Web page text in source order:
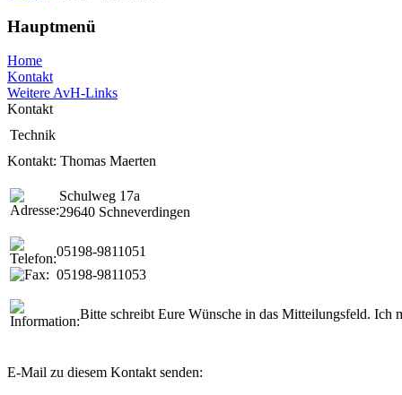
Hauptmenü
Home
Kontakt
Weitere AvH-Links
Kontakt
Technik
Kontakt: Thomas Maerten
Schulweg 17a
29640 Schneverdingen
05198-9811051
05198-9811053
Bitte schreibt Eure Wünsche in das Mitteilungsfeld. Ich
E-Mail zu diesem Kontakt senden: